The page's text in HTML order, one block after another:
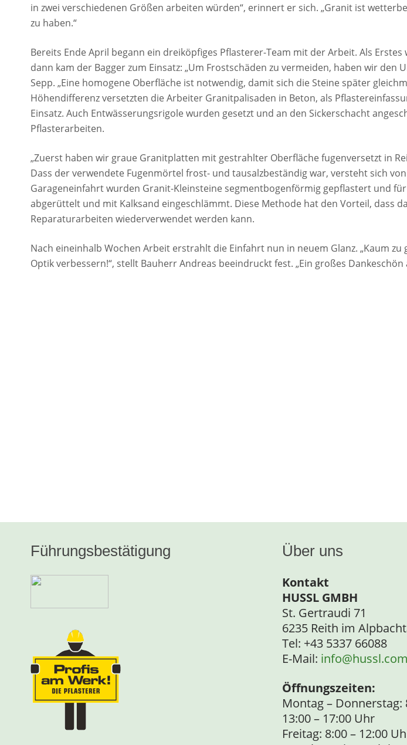
in zwei verschiedenen Größen arbeiten würden“, erinnert er sich. „Granit ist
zu haben.“
Bereits Ende April begann ein dreiköpfiges Pflasterer-Team mit der Arbeit. Als
dann kam der Bagger zum Einsatz: „Um Frostschäden zu vermeiden, haben wir
Sepp. „Eine homogene Oberfläche ist notwendig, damit sich die Steine später
Höhendifferenz versetzten die Arbeiter Granitpalisaden in Beton, als
Einsatz. Auch Entwässerungsrigole wurden gesetzt und an den Sickerschacht
Pflasterarbeiten.
„Zuerst haben wir graue Granitplatten mit gestrahlter Oberfläche fugenversetzt in
Dass der verwendete Fugenmörtel frost- und tausalzbeständig war, versteht sich
Garageneinfahrt wurden Granit-Kleinsteine segmentbogenförmig gepflastert und
abgerüttelt und mit Kalksand eingeschlämmt. Diese Methode hat den Vorteil, dass
Reparaturarbeiten wiederverwendet werden kann.
Nach eineinhalb Wochen Arbeit erstrahlt die Einfahrt nun in neuem Glanz. „Kaum
Optik verbessern!“, stellt Bauherr Andreas beeindruckt fest. „Ein großes
Führungsbestätigung Über uns
Kontakt
HUSSL GMBH
St. Gertraudi 71
6235 Reith im
Tel: +43 5337 66088
E-Mail: info@hussl.com
Öffnungszeiten:
Montag – Donnerstag:
13:00 – 17:00 Uhr
Freitag: 8:00 – 12:00